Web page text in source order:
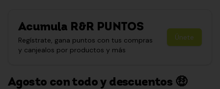
Acumula R&R PUNTOS
Regístrate, gana puntos con tus compras
y canjealos por productos y más
Únete
Agosto con todo y descuentos 🤑